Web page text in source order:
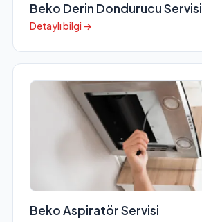
Beko Derin Dondurucu Servisi
Detaylı bilgi →
Beko Aspiratör Servisi